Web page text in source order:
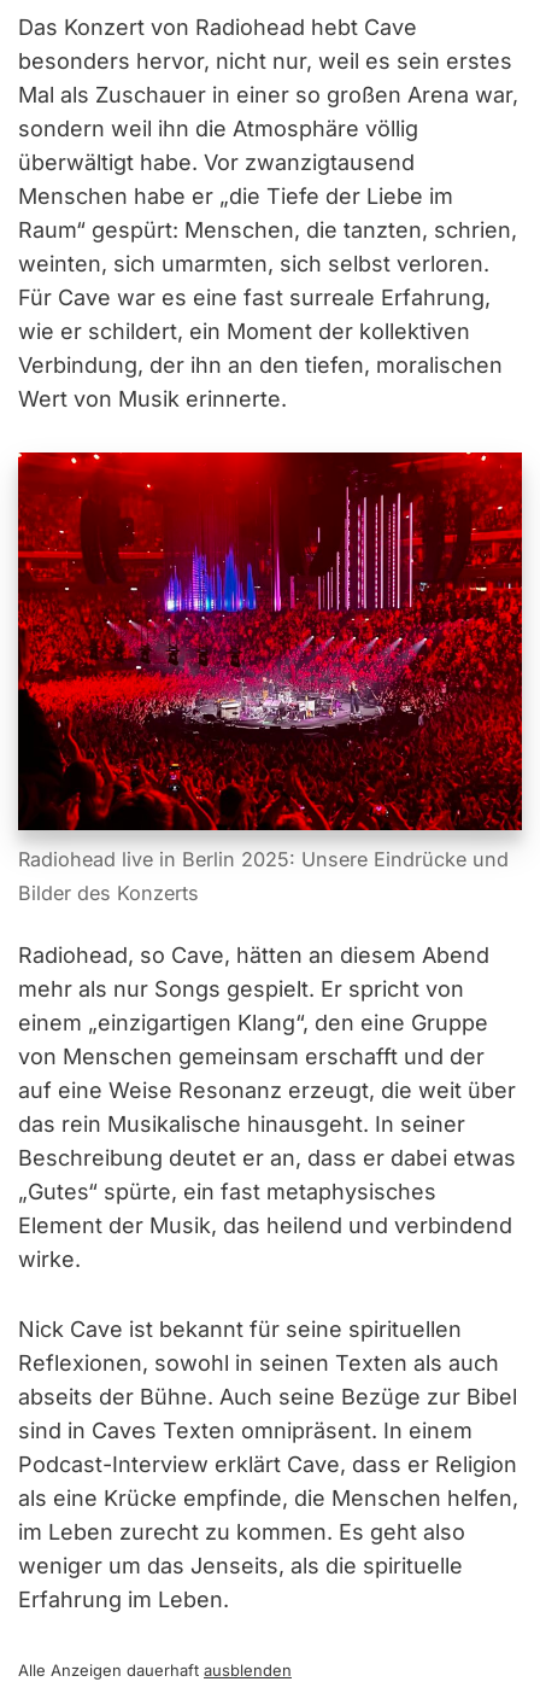
Das Konzert von Radiohead hebt Cave
besonders hervor, nicht nur, weil es sein erstes
Mal als Zuschauer in einer so großen Arena war,
sondern weil ihn die Atmosphäre völlig
überwältigt habe. Vor zwanzigtausend
Menschen habe er „die Tiefe der Liebe im
Raum“ gespürt: Menschen, die tanzten, schrien,
weinten, sich umarmten, sich selbst verloren.
Für Cave war es eine fast surreale Erfahrung,
wie er schildert, ein Moment der kollektiven
Verbindung, der ihn an den tiefen, moralischen
Wert von Musik erinnerte.
Radiohead live in Berlin 2025: Unsere Eindrücke und
Bilder des Konzerts
Radiohead, so Cave, hätten an diesem Abend
mehr als nur Songs gespielt. Er spricht von
einem „einzigartigen Klang“, den eine Gruppe
von Menschen gemeinsam erschafft und der
auf eine Weise Resonanz erzeugt, die weit über
das rein Musikalische hinausgeht. In seiner
Beschreibung deutet er an, dass er dabei etwas
„Gutes“ spürte, ein fast metaphysisches
Element der Musik, das heilend und verbindend
wirke.
Nick Cave ist bekannt für seine spirituellen
Reflexionen, sowohl in seinen Texten als auch
abseits der Bühne. Auch seine Bezüge zur Bibel
sind in Caves Texten omnipräsent. In einem
Podcast-Interview erklärt Cave, dass er Religion
als eine Krücke empfinde, die Menschen helfen,
im Leben zurecht zu kommen. Es geht also
weniger um das Jenseits, als die spirituelle
Erfahrung im Leben.
Alle Anzeigen dauerhaft ausblenden